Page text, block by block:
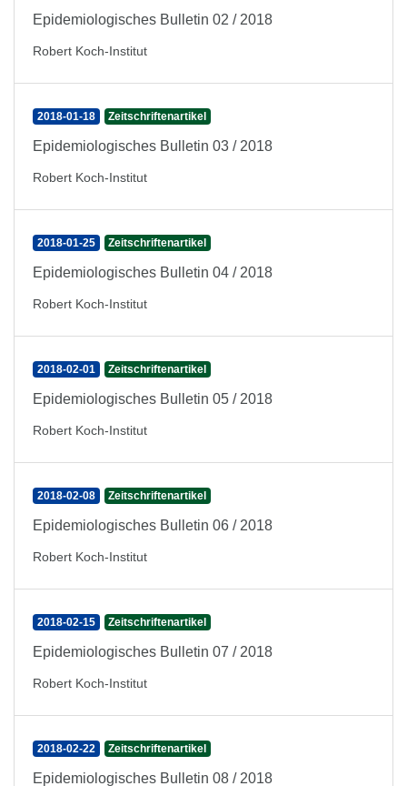
Epidemiologisches Bulletin 02 / 2018
Robert Koch-Institut
2018-01-18 Zeitschriftenartikel
Epidemiologisches Bulletin 03 / 2018
Robert Koch-Institut
2018-01-25 Zeitschriftenartikel
Epidemiologisches Bulletin 04 / 2018
Robert Koch-Institut
2018-02-01 Zeitschriftenartikel
Epidemiologisches Bulletin 05 / 2018
Robert Koch-Institut
2018-02-08 Zeitschriftenartikel
Epidemiologisches Bulletin 06 / 2018
Robert Koch-Institut
2018-02-15 Zeitschriftenartikel
Epidemiologisches Bulletin 07 / 2018
Robert Koch-Institut
2018-02-22 Zeitschriftenartikel
Epidemiologisches Bulletin 08 / 2018